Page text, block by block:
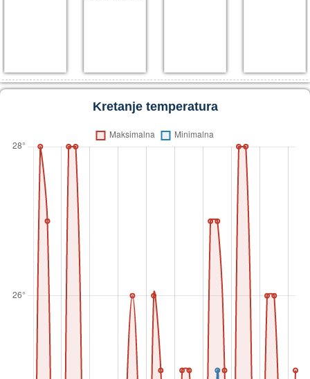
Kretanje temperatura